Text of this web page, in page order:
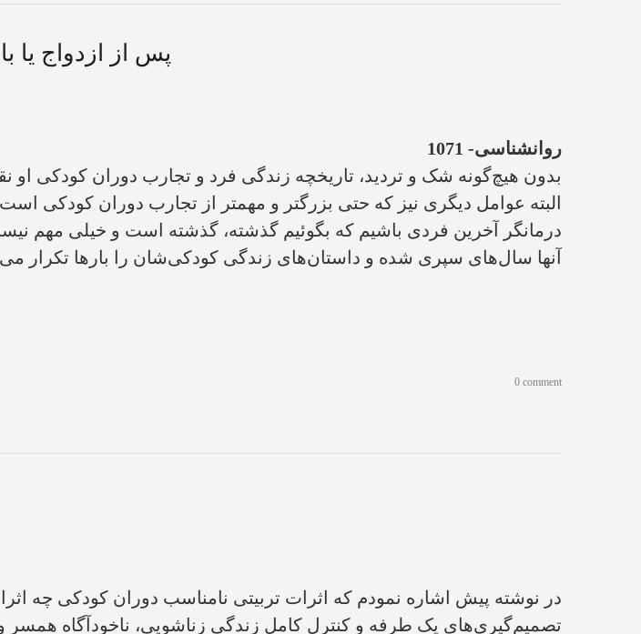
پس از ازدواج یا
روانشناسی- 1071
بدون هیچ‌گونه شک و تردید، تاریخچه زندگی فرد و تجارب دوران کودکی
البته عوامل دیگری نیز که حتی بزرگتر و مهمتر از تجارب دوران کودکی
درمانگر آخرین فردی باشیم که بگوئیم گذشته، گذشته است و خیلی مهم
آنها سال‌های سپری شده و داستان‌های زندگی کودکی‌شان را بارها تکرار
0 comment
در نوشته پیش اشاره نمودم که اثرات تربیتی نامناسب دوران کودکی چه
تصمیم‌گیری‌های یک طرفه و کنترل کامل زندگی زناشویی، ناخودآگاه